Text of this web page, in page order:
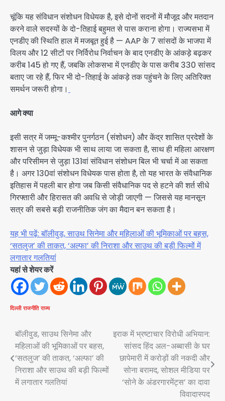
चूंकि यह संविधान संशोधन विधेयक है, इसे दोनों सदनों में मौजूद और मतदान
करने वाले सदस्यों के दो-तिहाई बहुमत से पास कराना होगा। राज्यसभा में
एनडीए की स्थिति हाल में मजबूत हुई है — AAP के 7 सांसदों के भाजपा में
विलय और 12 सीटों पर निर्विरोध निर्वाचन के बाद एनडीए के आंकड़े बढ़कर
करीब 145 हो गए हैं, जबकि लोकसभा में एनडीए के पास करीब 330 सांसद
बताए जा रहे हैं, फिर भी दो-तिहाई के आंकड़े तक पहुंचने के लिए अतिरिक्त
समर्थन जरूरी होगा।
आगे क्या
इसी सत्र में जम्मू-कश्मीर पुनर्गठन (संशोधन) और केंद्र शासित प्रदेशों के
शासन से जुड़ा विधेयक भी साथ लाया जा सकता है, साथ ही महिला आरक्षण
और परिसीमन से जुड़ा 131वां संविधान संशोधन बिल भी चर्चा में आ सकता
है। अगर 130वां संशोधन विधेयक पास होता है, तो यह भारत के संवैधानिक
इतिहास में पहली बार होगा जब किसी संवैधानिक पद से हटने की शर्त सीधे
गिरफ्तारी और हिरासत की अवधि से जोड़ी जाएगी — जिससे यह मानसून
सत्र की सबसे बड़ी राजनीतिक जंग का मैदान बन सकता है।
यह भी पढ़ें: बॉलीवुड, साउथ सिनेमा और महिलाओं की भूमिकाओं पर बहस,
‘सतलुज’ की ताकत, ‘अल्फा’ की निराशा और साउथ की बड़ी फिल्मों में
लगातार गलतियां
यहां से शेयर करें
दिल्ली राजनीति राज्य
Post
navigation
बॉलीवुड, साउथ सिनेमा और
महिलाओं की भूमिकाओं पर बहस,
‘सतलुज’ की ताकत, ‘अल्फा’ की
निराशा और साउथ की बड़ी फिल्मों
में लगातार गलतियां
इराक में भ्रष्टाचार विरोधी अभियान:
सांसद हिंद अल-अब्बासी के घर
छापेमारी में करोड़ों की नकदी और
सोना बरामद, सोशल मीडिया पर
‘सोने के अंडरगारमेंट्स’ का दावा
विवादास्पद